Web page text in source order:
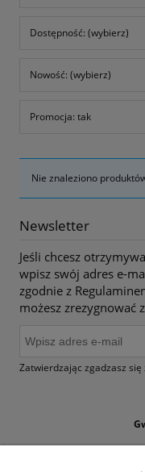
Dostępność: (wybierz)
Nowość: (wybierz)
Promocja: tak
Nie znaleziono
Newsletter
Jeśli chcesz
wpisz swój adres e-
zgodnie z
możesz zrezygnować
Zatwierdzając zgadzasz